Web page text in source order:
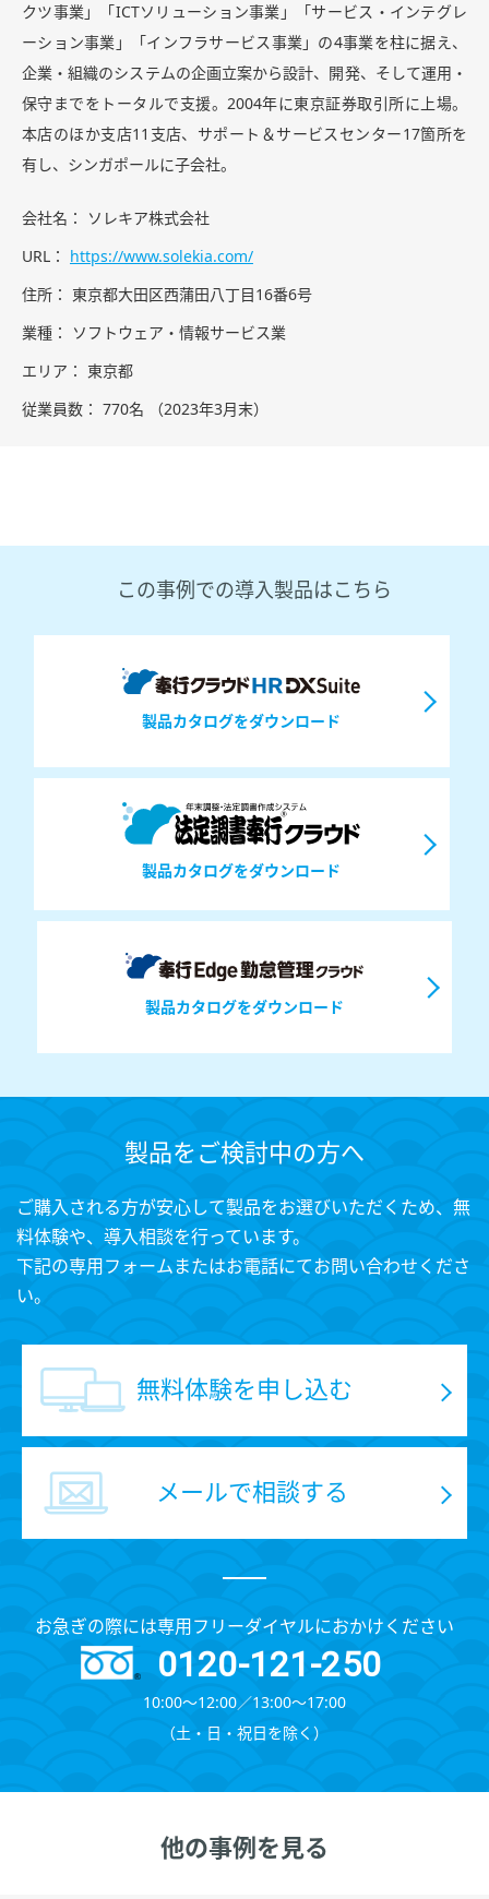
クツ事業」「ICTソリューション事業」「サービス・インテグレ
ーション事業」「インフラサービス事業」の4事業を柱に据え、
企業・組織のシステムの企画立案から設計、開発、そして運用・
保守までをトータルで支援。2004年に東京証券取引所に上場。
本店のほか支店11支店、サポート＆サービスセンター17箇所を
有し、シンガポールに子会社。
会社名 ソレキア株式会社
URL https://www.solekia.com/
住所 東京都大田区西蒲田八丁目16番6号
業種 ソフトウェア・情報サービス業
エリア 東京都
従業員数 770名 （2023年3月末）
この事例での導入製品はこちら
製品カタログをダウンロード
製品カタログをダウンロード
製品カタログをダウンロード
製品をご検討中の方へ
ご購入される方が安心して製品をお選びいただくため、無
料体験や、導入相談を行っています。
下記の専用フォームまたはお電話にてお問い合わせくださ
い。
無料体験を申し込む
メールで相談する
お急ぎの際には専用フリーダイヤルにおかけください
0120-121-250
10:00～12:00∕13:00～17:00
（⼟・⽇・祝⽇を除く）
他の事例を見る